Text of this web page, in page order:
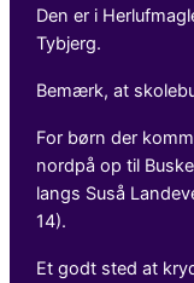
Den er i
Tybjerg.
Bemærk, at
For børn der
nordpå op til
langs Suså
14).
Et godt sted at